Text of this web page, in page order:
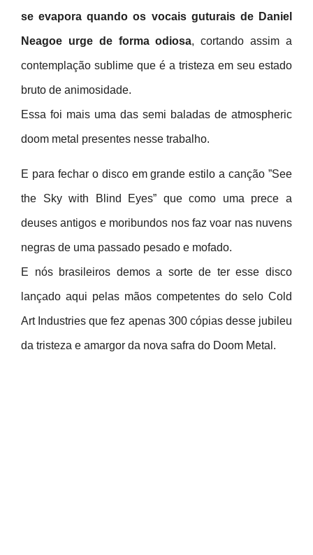
se evapora quando os vocais guturais de Daniel
Neagoe urge de forma odiosa, cortando assim a
contemplação sublime que é a tristeza em seu estado
bruto de animosidade.
Essa foi mais uma das semi baladas de atmospheric
doom metal presentes nesse trabalho.
E para fechar o disco em grande estilo a canção ”See
the Sky with Blind Eyes” que como uma prece a
deuses antigos e moribundos nos faz voar nas nuvens
negras de uma passado pesado e mofado.
E nós brasileiros demos a sorte de ter esse disco
lançado aqui pelas mãos competentes do selo Cold
Art Industries que fez apenas 300 cópias desse jubileu
da tristeza e amargor da nova safra do Doom Metal.